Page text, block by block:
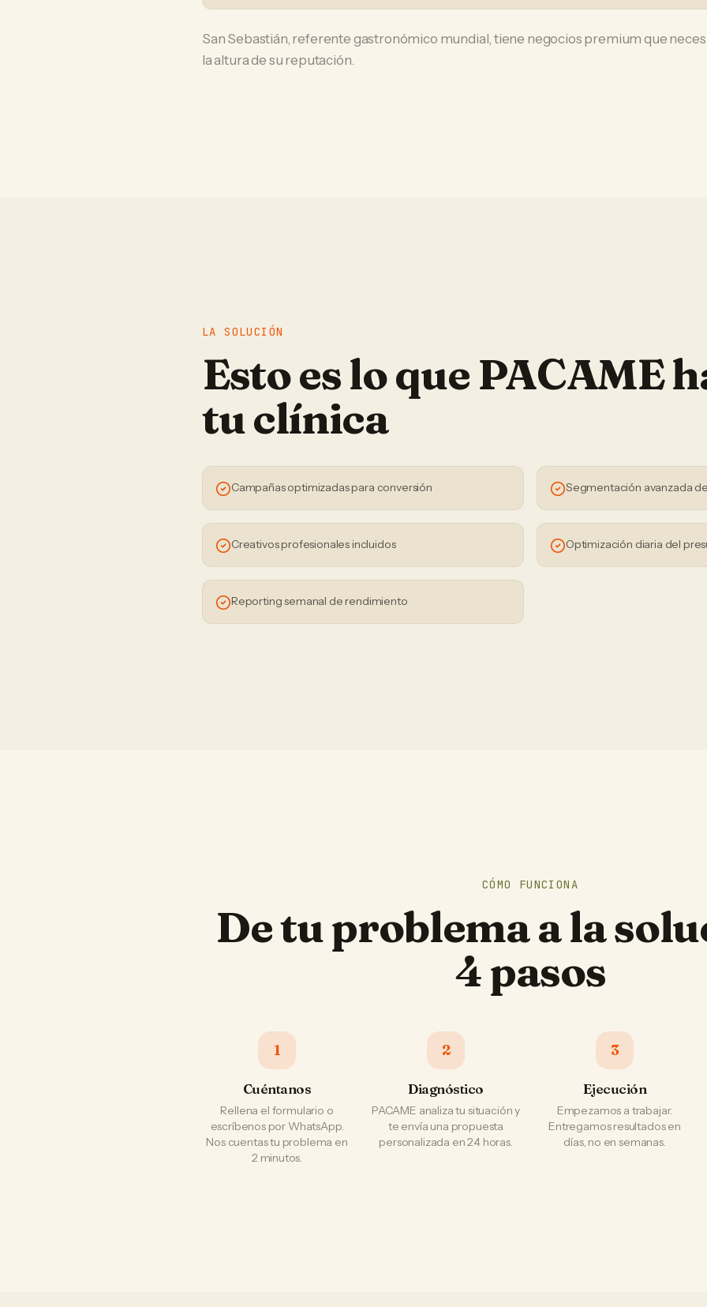
San Sebastián, referente gastronómico mundial, tiene negocios premium que
la altura de su reputación.
LA SOLUCIÓN
Esto es lo que PACAME
tuclínica
Campañas optimizadas para conversión Segmentación avanzada
Creativos profesionales incluidos Optimización diaria del
Reporting semanal de rendimiento
CÓMO FUNCIONA
De tu problema a la
4 pasos
1
Cuéntanos
Rellena el formulario o
escríbenos por WhatsApp.
Nos cuentas tu problema en
2 minutos.
2
Diagnóstico
PACAME analiza tu situación y
te envía una propuesta
personalizada en 24 horas.
3
Ejecución
Empezamos a trabajar.
Entregamos resultados en
días, no en semanas.